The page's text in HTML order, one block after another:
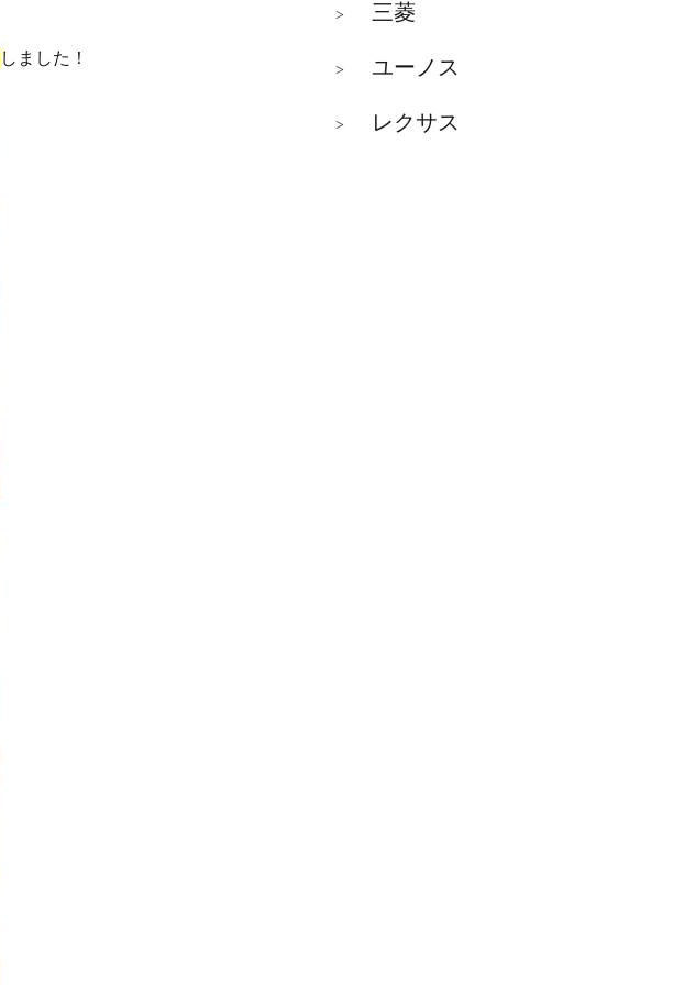
しました！
> 三菱
> ユーノス
> レクサス